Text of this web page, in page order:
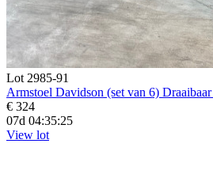
Lot 2985-91
Armstoel Davidson (set van 6)
€ 324
07d 04:35:23
View lot